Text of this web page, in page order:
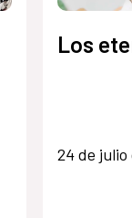
Los
24 de julio